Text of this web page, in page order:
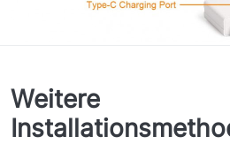
Weitere